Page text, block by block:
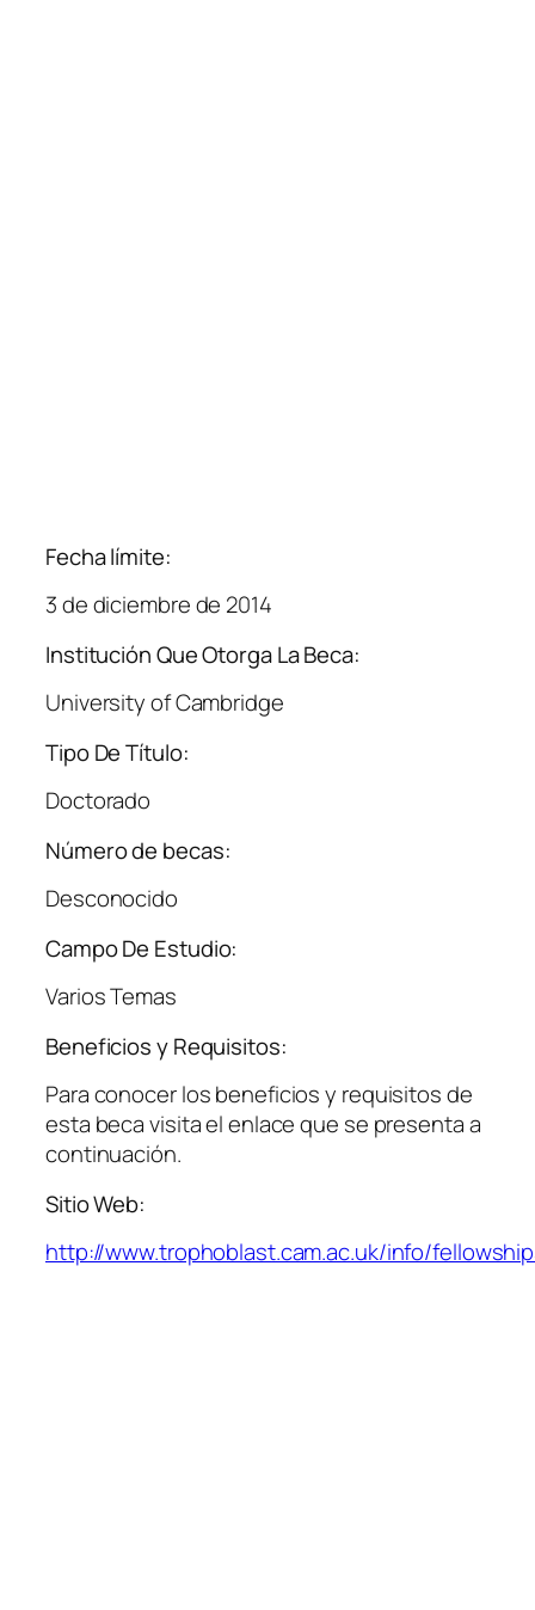
Fecha límite:
3 de diciembre de 2014
Institución Que Otorga La Beca:
University of Cambridge
Tipo De Título:
Doctorado
Número de becas:
Desconocido
Campo De Estudio:
Varios Temas
Beneficios y Requisitos:
Para conocer los beneficios y requisitos de
esta beca visita el enlace que se presenta a
continuación.
Sitio Web:
http://www.trophoblast.cam.ac.uk/info/